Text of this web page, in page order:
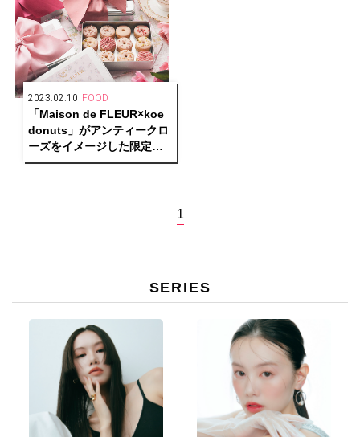
2023.02.10 FOOD
「Maison de FLEUR×koe
donuts」がアンティークロ
ーズをイメージした限定ク
ッキー缶で初のコラボレー
1
SERIES